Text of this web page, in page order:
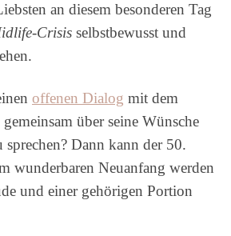
an diesem besonderen Tag
Crisis selbstbewusst und
offenen Dialog mit dem
über seine Wünsche
Dann kann der 50.
wunderbaren Neuanfang werden
und einer gehörigen Portion